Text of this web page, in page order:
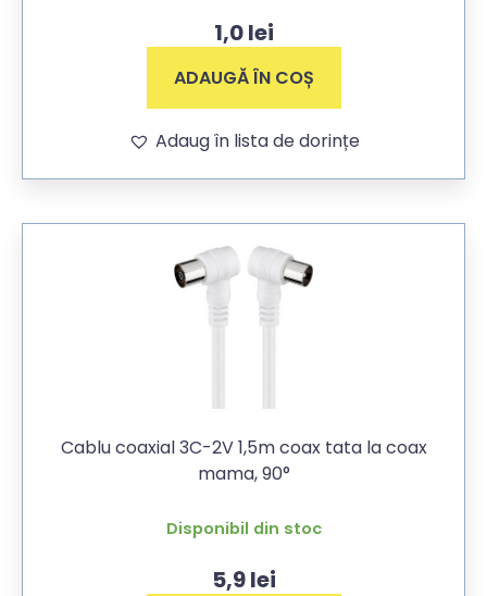
1,0lei
ADAUGĂ ÎN COȘ
Adaug în lista de dorințe
Cablu coaxial 3C-2V 1,5m coax tata la coax
mama, 90°
Disponibil din stoc
5,9lei